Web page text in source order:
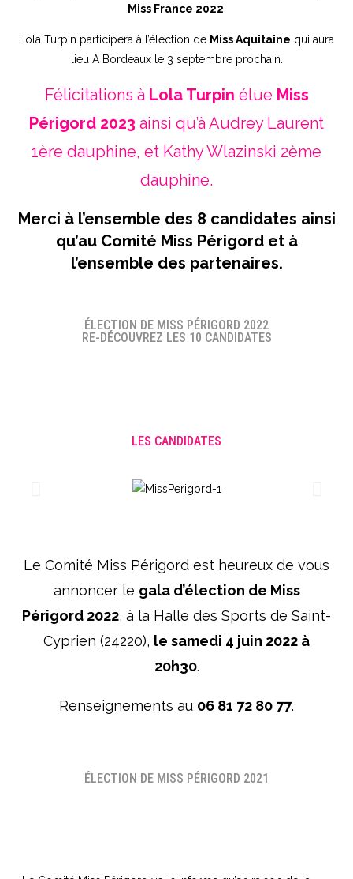
Miss France 2022.
Lola Turpin participera à l’élection de Miss Aquitaine qui aura
lieu A Bordeaux le 3 septembre prochain.
Félicitations à Lola Turpin élue Miss
Périgord 2023 ainsi qu’à Audrey Laurent
1ère dauphine, et Kathy Wlazinski 2ème
dauphine.
Merci à l’ensemble des 8 candidates ainsi
qu’au Comité Miss Périgord et à
l’ensemble des partenaires.
ÉLECTION DE MISS PÉRIGORD 2022
RE-DÉCOUVREZ LES 10 CANDIDATES
LES CANDIDATES
Le Comité Miss Périgord est heureux de vous
annoncer le gala d’élection de Miss
Périgord 2022, à la Halle des Sports de Saint-
Cyprien (24220), le samedi 4 juin 2022 à
20h30.
Renseignements au 06 81 72 80 77.
ÉLECTION DE MISS PÉRIGORD 2021